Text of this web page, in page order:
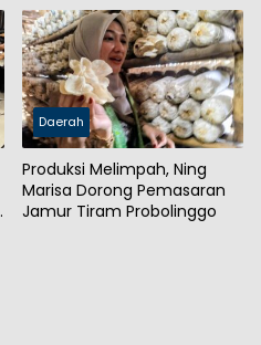
Daerah
Produksi Melimpah, Ning
Marisa Dorong Pemasaran
Jamur Tiram Probolinggo